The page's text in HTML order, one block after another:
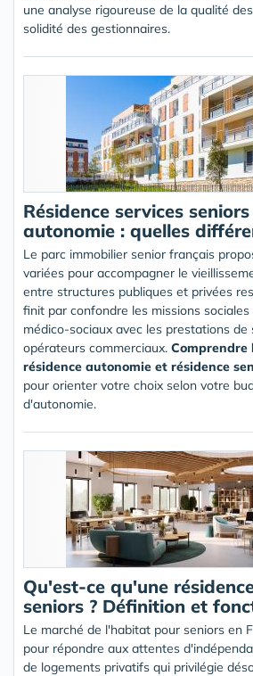
une analyse rigoureuse de la qualité
solidité des gestionnaires.
Résidence services
autonomie : quelles
Le parc immobilier senior français
variées pour accompagner le
entre structures publiques et privées
finit par confondre les missions
médico-sociaux avec les prestations de
opérateurs commerciaux. Comprendre
résidence autonomie et résidence
pour orienter votre choix selon votre
d'autonomie.
Qu'est-ce qu'une
seniors ? Définition et
Le marché de l'habitat pour seniors en
pour répondre aux attentes
de logements privatifs qui privilégie